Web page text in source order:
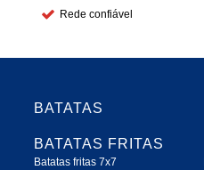
Rede confiável
BATATAS
BATATAS FRITAS
Batatas fritas 7x7